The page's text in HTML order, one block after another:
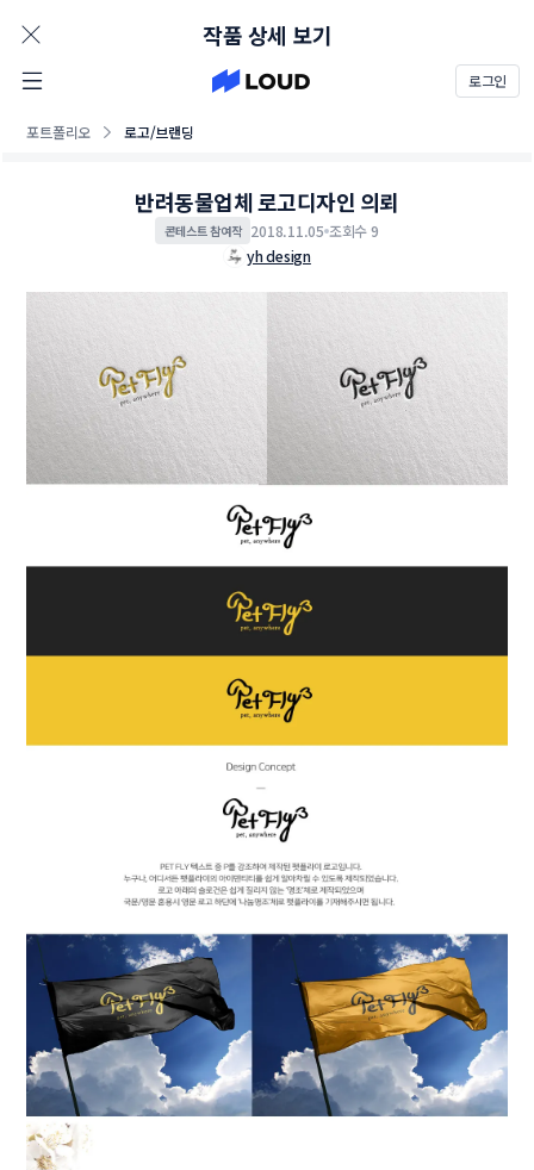
로그인
포트폴리오 로고/브랜딩
작품 상세 보기
반려동물업체 로고디자인 의뢰
콘테스트 참여작 2018.11.05 조회수 9
yh design